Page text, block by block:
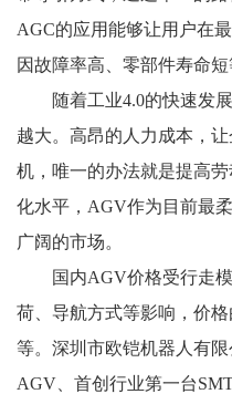
AGC的应用能够让用户在
因故障率高、零部件寿命
随着工业4.0的快速发
越大。高昂的人力成本，
机，唯一的办法就是提高
化水平，AGV作为目前最
广阔的市场。
国内AGV价格受行走
荷、导航方式等影响，价
等。深圳市欧铠机器人有
AGV、首创行业第一台